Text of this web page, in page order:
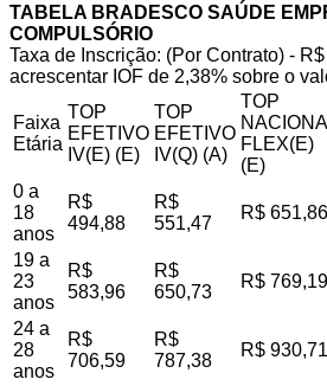
TABELA BRADESCO SAÚDE
COMPULSÓRIO
Taxa de Inscrição: (Por Contrato) -
acrescentar IOF de 2,38% sobre o
Faixa
Etária
TOP
EFETIVO
IV(E) (E)
TOP
EFETIVO
IV(Q) (A)
TOP
FLEX(E)
(E)
0 a
18
anos
R$
494,88
R$
551,47
R$ 651,86
19 a
23
anos
R$
583,96
R$
650,73
R$ 769,19
24 a
28
anos
R$
706,59
R$
787,38
R$ 930,71